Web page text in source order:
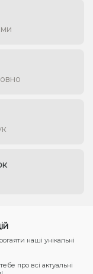
наші унікальні
про всі актуальні